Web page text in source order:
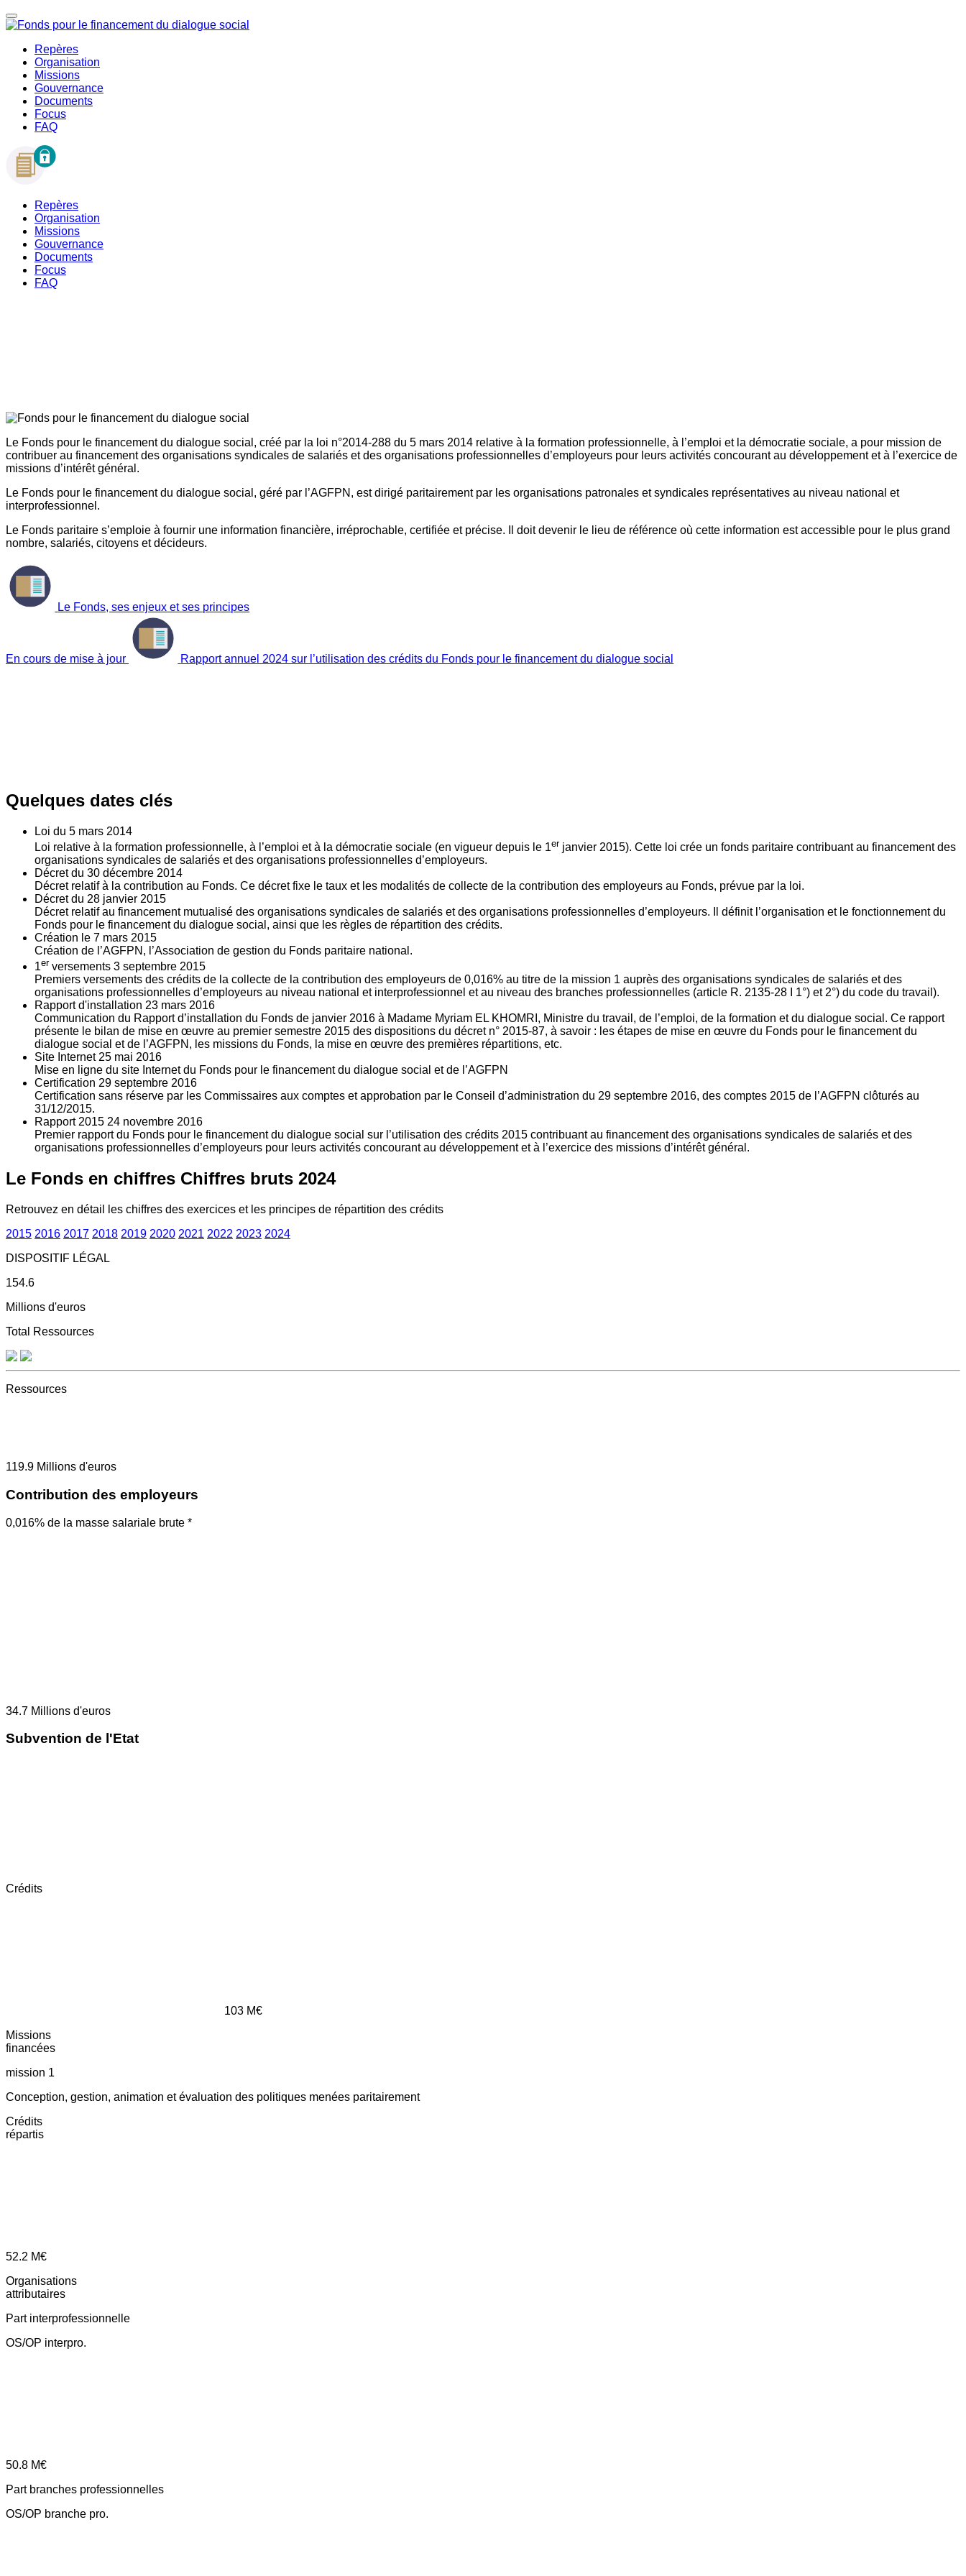
Repères
Organisation
Missions
Gouvernance
Documents
Focus
FAQ
Repères
Organisation
Missions
Gouvernance
Documents
Focus
FAQ
Le Fonds pour le financement du dialogue social, créé par la loi n°2014-288 du 5 mars 2014 relative à la formation professionnelle, à l’emploi et la démocratie sociale, a pour mission de
contribuer au financement des organisations syndicales de salariés et des organisations professionnelles d’employeurs pour leurs activités concourant au développement et à l’exercice de
missions d’intérêt général.
Le Fonds pour le financement du dialogue social, géré par l’AGFPN, est dirigé paritairement par les organisations patronales et syndicales représentatives au niveau national et
interprofessionnel.
Le Fonds paritaire s’emploie à fournir une information financière, irréprochable, certifiée et précise. Il doit devenir le lieu de référence où cette information est accessible pour le plus grand
nombre, salariés, citoyens et décideurs.
Le Fonds, ses enjeux et ses principes
En cours de mise à jour Rapport annuel 2024 sur l’utilisation des crédits du Fonds pour le financement du dialogue social
Quelques dates clés
Loi du 5 mars 2014
Loi relative à la formation professionnelle, à l’emploi et à la démocratie sociale (en vigueur depuis le 1er janvier 2015). Cette loi crée un fonds paritaire contribuant au financement des
organisations syndicales de salariés et des organisations professionnelles d’employeurs.
Décret du 30 décembre 2014
Décret relatif à la contribution au Fonds. Ce décret fixe le taux et les modalités de collecte de la contribution des employeurs au Fonds, prévue par la loi.
Décret du 28 janvier 2015
Décret relatif au financement mutualisé des organisations syndicales de salariés et des organisations professionnelles d’employeurs. Il définit l’organisation et le fonctionnement du
Fonds pour le financement du dialogue social, ainsi que les règles de répartition des crédits.
Création le 7 mars 2015
Création de l’AGFPN, l’Association de gestion du Fonds paritaire national.
1er versements 3 septembre 2015
Premiers versements des crédits de la collecte de la contribution des employeurs de 0,016% au titre de la mission 1 auprès des organisations syndicales de salariés et des
organisations professionnelles d’employeurs au niveau national et interprofessionnel et au niveau des branches professionnelles (article R. 2135‐28 I 1°) et 2°) du code du travail).
Rapport d'installation 23 mars 2016
Communication du Rapport d’installation du Fonds de janvier 2016 à Madame Myriam EL KHOMRI, Ministre du travail, de l’emploi, de la formation et du dialogue social. Ce rapport
présente le bilan de mise en œuvre au premier semestre 2015 des dispositions du décret n° 2015-87, à savoir : les étapes de mise en œuvre du Fonds pour le financement du
dialogue social et de l’AGFPN, les missions du Fonds, la mise en œuvre des premières répartitions, etc.
Site Internet 25 mai 2016
Mise en ligne du site Internet du Fonds pour le financement du dialogue social et de l’AGFPN
Certification 29 septembre 2016
Certification sans réserve par les Commissaires aux comptes et approbation par le Conseil d’administration du 29 septembre 2016, des comptes 2015 de l’AGFPN clôturés au
31/12/2015.
Rapport 2015 24 novembre 2016
Premier rapport du Fonds pour le financement du dialogue social sur l’utilisation des crédits 2015 contribuant au financement des organisations syndicales de salariés et des
organisations professionnelles d’employeurs pour leurs activités concourant au développement et à l’exercice des missions d’intérêt général.
Le Fonds en chiffres Chiffres bruts 2024
Retrouvez en détail les chiffres des exercices et les principes de répartition des crédits
2015 2016 2017 2018 2019 2020 2021 2022 2023 2024
DISPOSITIF LÉGAL
154.6
Millions d'euros
Total Ressources
Ressources
119.9 Millions d'euros
Contribution des employeurs
0,016% de la masse salariale brute *
34.7 Millions d'euros
Subvention de l'Etat
Crédits
103 M€
Missions
financées
mission 1
Conception, gestion, animation et évaluation des politiques menées paritairement
Crédits
répartis
52.2 M€
Organisations
attributaires
Part interprofessionnelle
OS/OP interpro.
50.8 M€
Part branches professionnelles
OS/OP branche pro.